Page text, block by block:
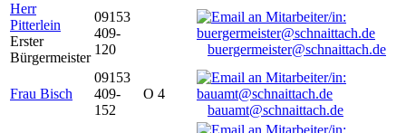
Herr
Pitterlein
Erster
Bürgermeister
09153
409-
120
buergermeister@schnaittach.de
Frau Bisch
09153
409-
152
O 4
bauamt@schnaittach.de